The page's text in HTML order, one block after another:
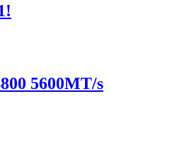
5600MT/s